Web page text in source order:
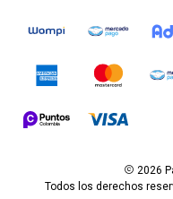
2026
Todos los derechos